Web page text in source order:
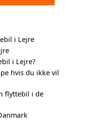
i Lejre
i Lejre?
hvis du ikke vil
flyttebil i de